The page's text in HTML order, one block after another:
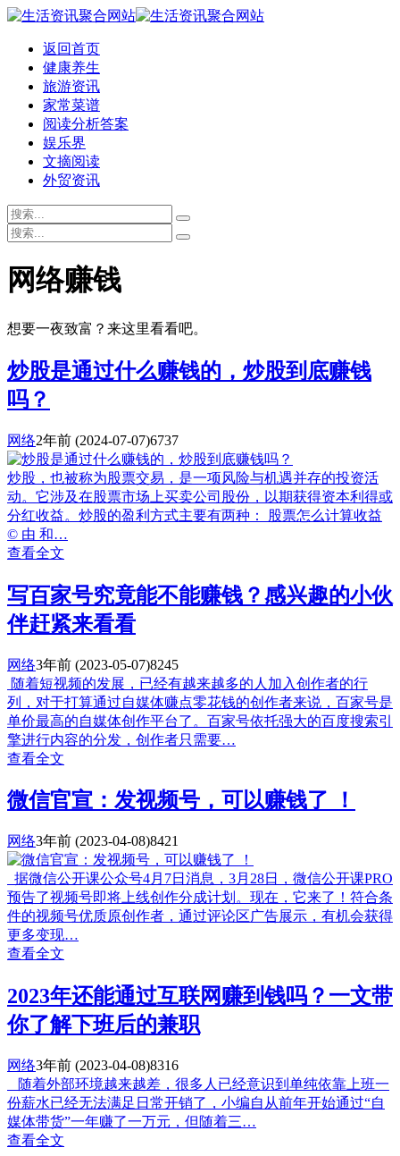
返回首页
健康养生
旅游资讯
家常菜谱
阅读分析答案
娱乐界
文摘阅读
外贸资讯
网络赚钱
想要一夜致富？来这里看看吧。
炒股是通过什么赚钱的，炒股到底赚钱
吗？
网络2年前 (2024-07-07)6737
炒股，也被称为股票交易，是一项风险与机遇并存的投资活
动。它涉及在股票市场上买卖公司股份，以期获得资本利得或
分红收益。炒股的盈利方式主要有两种： 股票怎么计算收益
© 由 和…
查看全文
写百家号究竟能不能赚钱？感兴趣的小伙
伴赶紧来看看
网络3年前 (2023-05-07)8245
随着短视频的发展，已经有越来越多的人加入创作者的行
列，对于打算通过自媒体赚点零花钱的创作者来说，百家号是
单价最高的自媒体创作平台了。百家号依托强大的百度搜索引
擎进行内容的分发，创作者只需要…
查看全文
微信官宣：发视频号，可以赚钱了 ！
网络3年前 (2023-04-08)8421
据微信公开课公众号4月7日消息，3月28日，微信公开课PRO
预告了视频号即将上线创作分成计划。现在，它来了！符合条
件的视频号优质原创作者，通过评论区广告展示，有机会获得
更多变现…
查看全文
2023年还能通过互联网赚到钱吗？一文带
你了解下班后的兼职
网络3年前 (2023-04-08)8316
随着外部环境越来越差，很多人已经意识到单纯依靠上班一
份薪水已经无法满足日常开销了，小编自从前年开始通过“自
媒体带货”一年赚了一万元，但随着三…
查看全文